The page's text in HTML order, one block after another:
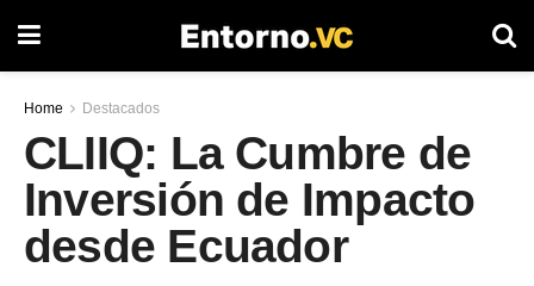
Home Destacados
CLIIQ: La Cumbre de
Inversión de Impacto
desde Ecuador